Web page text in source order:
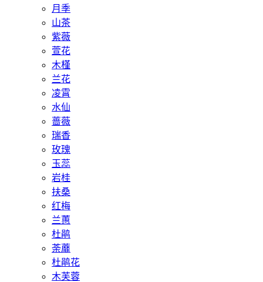
月季
山茶
紫薇
萱花
木槿
兰花
凌霄
水仙
蔷薇
瑞香
玫瑰
玉蕊
岩桂
扶桑
红梅
兰蕙
杜鹃
荼蘼
杜鹃花
木芙蓉